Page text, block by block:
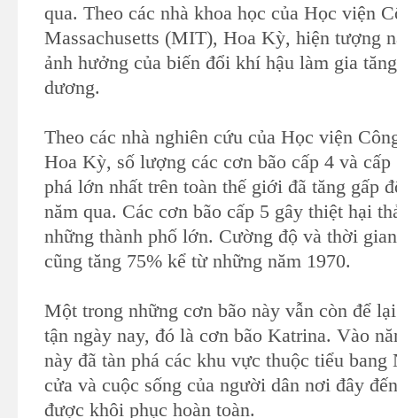
qua. Theo các nhà khoa học của Học viện
Massachusetts (MIT), Hoa Kỳ, hiện tượng
ảnh hưởng của biến đổi khí hậu làm gia
dương.
Theo các nhà nghiên cứu của Học viện
Hoa Kỳ, số lượng các cơn bão cấp 4 và
phá lớn nhất trên toàn thế giới đã tăng gấp
năm qua. Các cơn bão cấp 5 gây thiệt hại
những thành phố lớn. Cường độ và thời
cũng tăng 75% kể từ những năm 1970.
Một trong những cơn bão này vẫn còn để
tận ngày nay, đó là cơn bão Katrina. Vào
này đã tàn phá các khu vực thuộc tiểu bang
cửa và cuộc sống của người dân nơi đây
được khôi phục hoàn toàn.